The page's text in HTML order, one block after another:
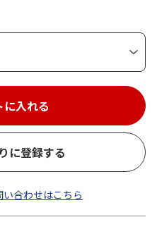
に入れる
に登録する
合わせはこちら